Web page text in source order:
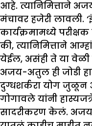
आहे. त्यानिमित्ताने
मंचावर हजेरी लावली.
कार्यक्रमामध्ये
की, त्यानिमित्ताने
येईल, असंही ते या
अजय-अतुल ही जोडी
दुग्धशर्करा योग
गोगावले यांनी
सादरीकरण केलं.